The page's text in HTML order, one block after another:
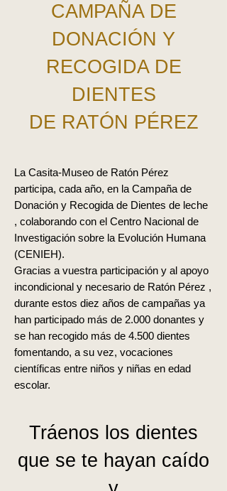
CAMPAÑA DE
DONACIÓN Y
RECOGIDA DE
DIENTES
DE RATÓN PÉREZ
La Casita-Museo de Ratón Pérez
participa, cada año, en la Campaña de
Donación y Recogida de Dientes de leche
, colaborando con el Centro Nacional de
Investigación sobre la Evolución Humana
(CENIEH).
Gracias a vuestra participación y al apoyo
incondicional y necesario de Ratón Pérez ,
durante estos diez años de campañas ya
han participado más de 2.000 donantes y
se han recogido más de 4.500 dientes
fomentando, a su vez, vocaciones
científicas entre niños y niñas en edad
escolar.
Tráenos los dientes
que se te hayan caído